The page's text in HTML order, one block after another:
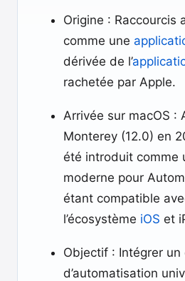
Origine : Raccourcis
comme une
dérivée de l’
rachetée par Apple.
Arrivée sur macOS :
Monterey (12.0) en
été introduit comme
moderne pour
étant compatible
l’écosystème iOS et
Objectif : Intégrer un
d’automatisation